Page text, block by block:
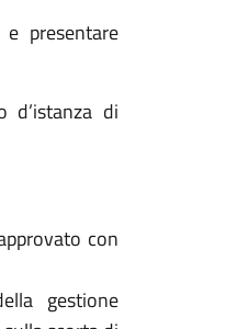
presentare
d’istanza di
con
gestione